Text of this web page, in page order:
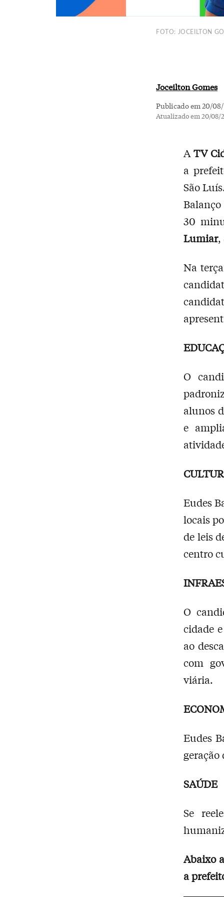
FOTO: JOCEILTON
Joceilton Gomes
Publicado em 20/08/
Atualizado em 20/08/
A TV
a
São
30
Lumiar,
Na
O
alunos
e
Eudes
locais
de leis
centro
O
cidade
ao
com
viária.
Eudes
SAÚDE
Se
Abaixo
a